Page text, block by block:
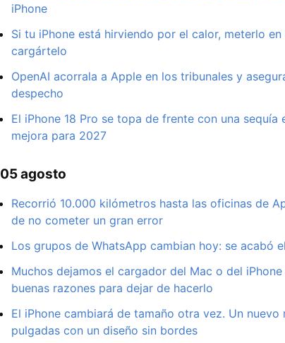
iPhone
Si tu iPhone está hirviendo por el calor, meterlo
cargártelo
OpenAI acorrala a Apple en los tribunales y
despecho
El iPhone 18 Pro se topa de frente con una
mejora para 2027
05 agosto
Recorrió 10.000 kilómetros hasta las oficinas de
de no cometer un gran error
Los grupos de WhatsApp cambian hoy: se acabó
Muchos dejamos el cargador del Mac o del
buenas razones para dejar de hacerlo
El iPhone cambiará de tamaño otra vez. Un
pulgadas con un diseño sin bordes